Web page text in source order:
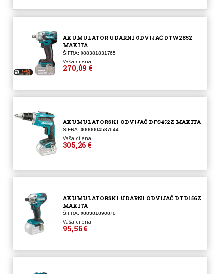
AKUMULATOR UDARNI ODVIJAČ DTW285Z
MAKITA
ŠIFRA: 088381831765
Vaša cijena:
270,09 €
AKUMULATORSKI ODVIJAČ DFS452Z MAKITA
ŠIFRA: 0000004587644
Vaša cijena:
305,26 €
AKUMULATORSKI UDARNI ODVIJAČ DTD156Z
MAKITA
ŠIFRA: 088381890878
Vaša cijena:
95,56 €